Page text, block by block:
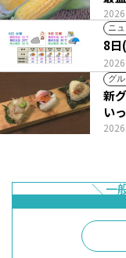
い列
ニ
グ
新
い